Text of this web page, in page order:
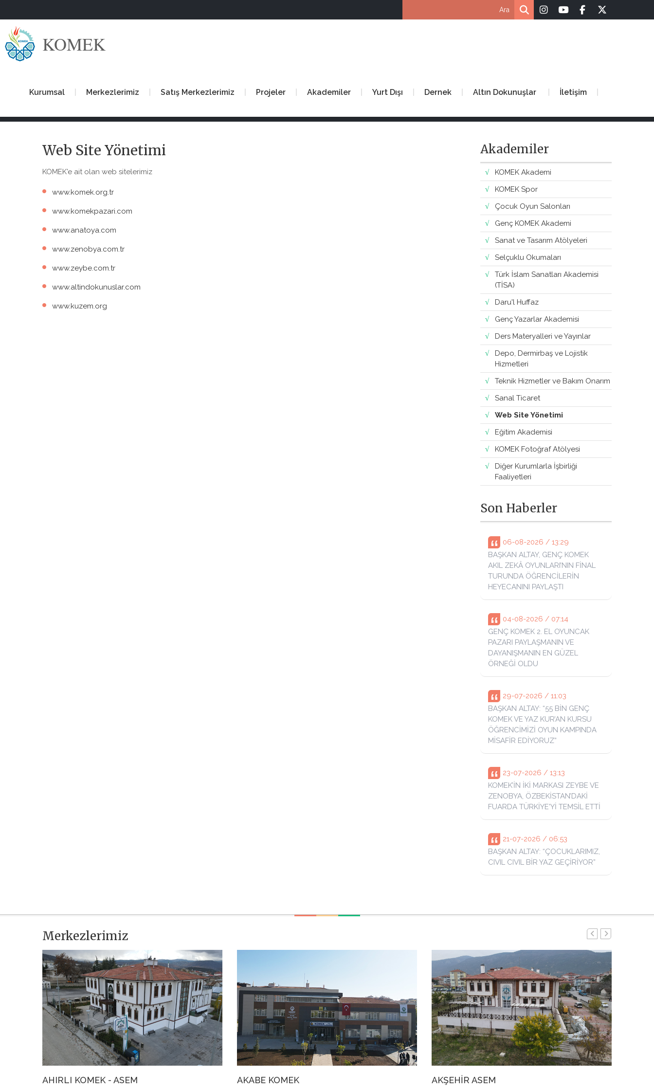
KOMEK
Kurumsal Merkezlerimiz Satış Merkezlerimiz Projeler Akademiler Yurt Dışı Dernek Altın Dokunuşlar İletişim
Web Site Yönetimi
KOMEK'e ait olan web sitelerimiz
www.komek.org.tr
www.komekpazari.com
www.anatoya.com
www.zenobya.com.tr
www.zeybe.com.tr
www.altindokunuslar.com
www.kuzem.org
Akademiler
KOMEK Akademi
KOMEK Spor
Çocuk Oyun Salonları
Genç KOMEK Akademi
Sanat ve Tasarım Atölyeleri
Selçuklu Okumaları
Türk İslam Sanatları Akademisi
(TİSA)
Daru'l Huffaz
Genç Yazarlar Akademisi
Ders Materyalleri ve Yayınlar
Depo, Dermirbaş ve Lojistik
Hizmetleri
Teknik Hizmetler ve Bakım Onarım
Sanal Ticaret
Web Site Yönetimi
Eğitim Akademisi
KOMEK Fotoğraf Atölyesi
Diğer Kurumlarla İşbirliği
Faaliyetleri
Son Haberler
06-08-2026 / 13:29
BAŞKAN ALTAY, GENÇ KOMEK
AKIL ZEKÂ OYUNLARI’NIN FİNAL
TURUNDA ÖĞRENCİLERİN
HEYECANINI PAYLAŞTI
04-08-2026 / 07:14
GENÇ KOMEK 2. EL OYUNCAK
PAZARI PAYLAŞMANIN VE
DAYANIŞMANIN EN GÜZEL
ÖRNEĞİ OLDU
29-07-2026 / 11:03
BAŞKAN ALTAY: “55 BİN GENÇ
KOMEK VE YAZ KUR’AN KURSU
ÖĞRENCİMİZİ OYUN KAMPINDA
MİSAFİR EDİYORUZ”
23-07-2026 / 13:13
KOMEK’İN İKİ MARKASI ZEYBE VE
ZENOBYA, ÖZBEKİSTAN’DAKİ
FUARDA TÜRKİYE'Yİ TEMSİL ETTİ
21-07-2026 / 06:53
BAŞKAN ALTAY: “ÇOCUKLARIMIZ,
CIVIL CIVIL BİR YAZ GEÇİRİYOR”
Merkezlerimiz
AHIRLI KOMEK - ASEM AKABE KOMEK AKŞEHİR ASEM